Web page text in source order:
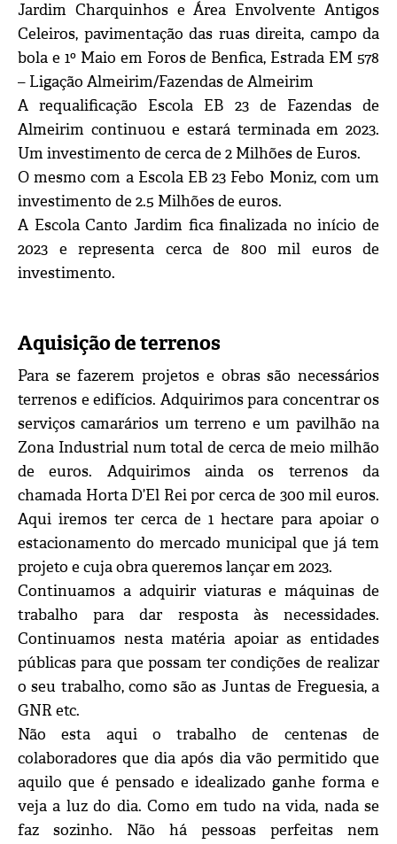
Jardim Charquinhos e Área Envolvente Antigos
Celeiros, pavimentação das ruas direita, campo da
bola e 1º Maio em Foros de Benfica, Estrada EM 578
– Ligação Almeirim/Fazendas de Almeirim
A requalificação Escola EB 23 de Fazendas de
Almeirim continuou e estará terminada em 2023.
Um investimento de cerca de 2 Milhões de Euros.
O mesmo com a Escola EB 23 Febo Moniz, com um
investimento de 2.5 Milhões de euros.
A Escola Canto Jardim fica finalizada no início de
2023 e representa cerca de 800 mil euros de
investimento.
Aquisição de terrenos
Para se fazerem projetos e obras são necessários
terrenos e edifícios. Adquirimos para concentrar os
serviços camarários um terreno e um pavilhão na
Zona Industrial num total de cerca de meio milhão
de euros. Adquirimos ainda os terrenos da
chamada Horta D’El Rei por cerca de 300 mil euros.
Aqui iremos ter cerca de 1 hectare para apoiar o
estacionamento do mercado municipal que já tem
projeto e cuja obra queremos lançar em 2023.
Continuamos a adquirir viaturas e máquinas de
trabalho para dar resposta às necessidades.
Continuamos nesta matéria apoiar as entidades
públicas para que possam ter condições de realizar
o seu trabalho, como são as Juntas de Freguesia, a
GNR etc.
Não esta aqui o trabalho de centenas de
colaboradores que dia após dia vão permitido que
aquilo que é pensado e idealizado ganhe forma e
veja a luz do dia. Como em tudo na vida, nada se
faz sozinho. Não há pessoas perfeitas nem